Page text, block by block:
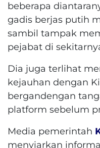
beberapa
gadis berjas putih
sambil tampak
pejabat di
Dia juga terlihat
kejauhan dengan
bergandengan
platform sebelum
Media pemerintah
menyiarkan